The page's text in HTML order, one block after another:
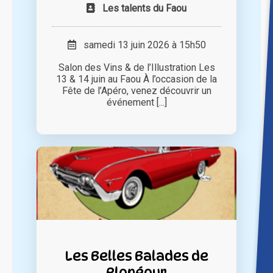
Les talents du Faou
samedi 13 juin 2026 à 15h50
Salon des Vins & de l’Illustration Les
13 & 14 juin au Faou À l’occasion de la
Fête de l’Apéro, venez découvrir un
événement [...]
Les Belles Balades de